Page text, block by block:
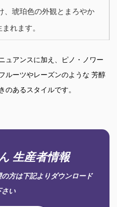
、琥珀色の外観とまろやか
まれます。
ュアンスに加え、ピノ・ノワー
ルーツやレーズンのような 芳醇
のあるスタイルです。
生産者情報
方は下記よりダウンロード
さい